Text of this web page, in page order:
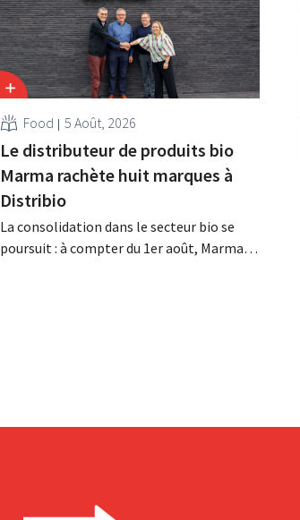
Food 5 Août, 2026
Le distributeur de produits bio
Marma rachète huit marques à
Distribio
La consolidation dans le secteur bio se
poursuit : à compter du 1er août, Marma,